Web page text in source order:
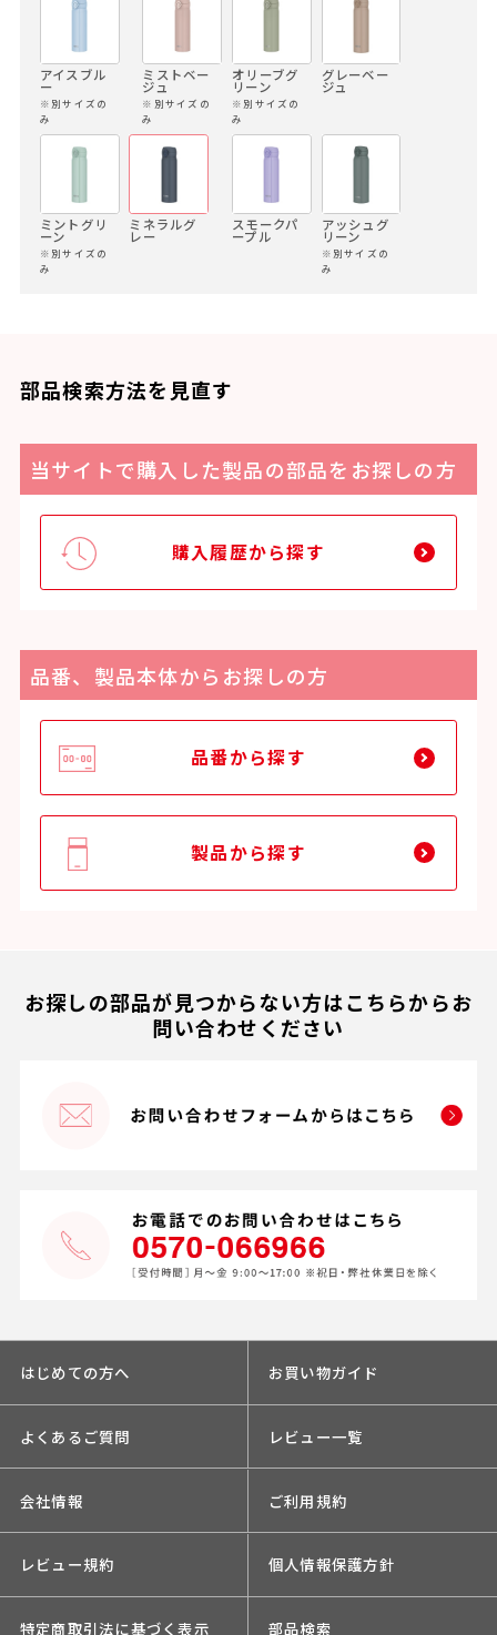
アイスブル
ー
※別サイズの
み
ミストベー
ジュ
※別サイズの
み
オリーブグ
リーン
※別サイズの
み
グレーベー
ジュ
ミントグリ
ーン
※別サイズの
み
ミネラルグ
レー
スモークパ
ープル
アッシュグ
リーン
※別サイズの
み
部品検索方法を見直す
当サイトで購入した製品の部品をお探しの方
購入履歴から探す
品番、製品本体からお探しの方
品番から探す
製品から探す
お探しの部品が見つからない方はこちらからお
問い合わせください
はじめての方へ お買い物ガイド
よくあるご質問 レビュー一覧
会社情報 ご利用規約
レビュー規約 個人情報保護方針
特定商取引法に基づく表示 部品検索